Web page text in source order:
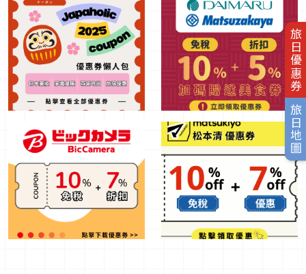
旅日優惠券
旅日地圖